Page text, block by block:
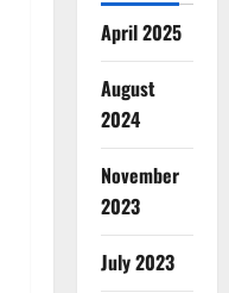
April 2025
August
2024
November
2023
July 2023